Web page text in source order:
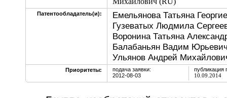
Патентообладатель(и):
Емельянова Татьяна
Гузеватых Людмила
Воронина Татьяна
Балабаньян Вадим
Ульянов Андрей
Приоритеты:
подача заявки:
2012-08-03
публикация
10.09.2014